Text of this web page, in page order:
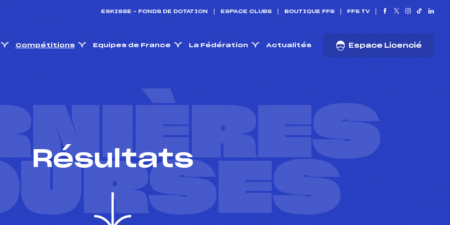
ESKISSE – FONDS DE DOTATION ESPACE CLUBS BOUTIQUE FFS FFS TV
Compétitions Equipes de France La Fédération Actualités Espace Licencié
Résultats